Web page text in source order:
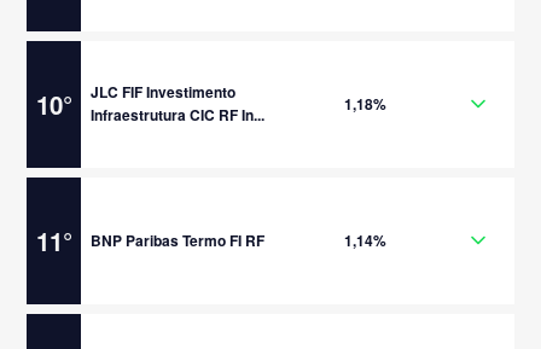
10°
JLC FIF Investimento
Infraestrutura CIC RF In...
1,18%
11° BNP Paribas Termo FI RF 1,14%